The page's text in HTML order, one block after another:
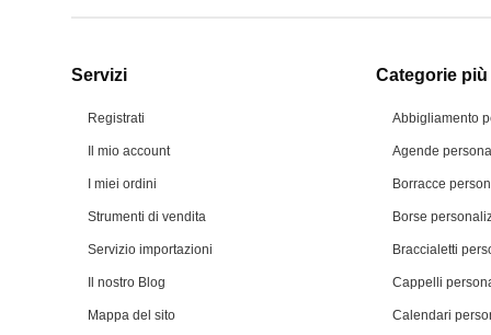
Servizi
Registrati
Il mio account
I miei ordini
Strumenti di vendita
Servizio importazioni
Il nostro Blog
Mappa del sito
Categorie
Abbigliamento
Agende
Borracce
Borse
Braccialetti
Cappelli
Calendari